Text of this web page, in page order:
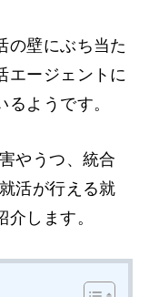
の壁にぶち当た
エージェントに
ようです。
やうつ、統合
活が行える就
します。